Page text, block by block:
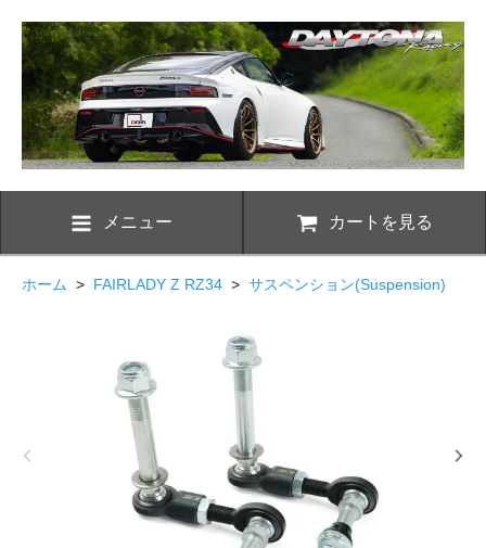
メニュー カートを見る
ホーム > FAIRLADY Z RZ34 > サスペンション(Suspension)